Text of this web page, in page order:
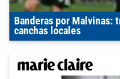
Banderas por Malvinas:
canchas locales